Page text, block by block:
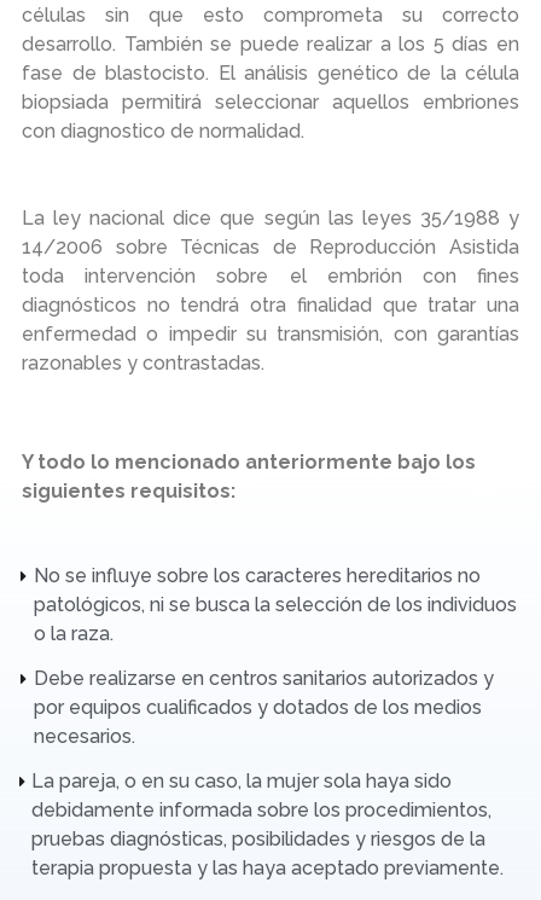
células sin que esto comprometa su correcto
desarrollo. También se puede realizar a los 5 días en
fase de blastocisto. El análisis genético de la célula
biopsiada permitirá seleccionar aquellos embriones
con diagnostico de normalidad.
La ley nacional dice que según las leyes 35/1988 y
14/2006 sobre Técnicas de Reproducción Asistida
toda intervención sobre el embrión con fines
diagnósticos no tendrá otra finalidad que tratar una
enfermedad o impedir su transmisión, con garantías
razonables y contrastadas.
Y todo lo mencionado anteriormente bajo los
siguientes requisitos:
No se influye sobre los caracteres hereditarios no
patológicos, ni se busca la selección de los individuos
o la raza.
Debe realizarse en centros sanitarios autorizados y
por equipos cualificados y dotados de los medios
necesarios.
La pareja, o en su caso, la mujer sola haya sido
debidamente informada sobre los procedimientos,
pruebas diagnósticas, posibilidades y riesgos de la
terapia propuesta y las haya aceptado previamente.